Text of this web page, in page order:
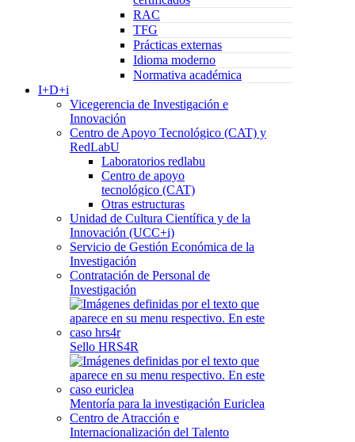
RAC
TFG
Prácticas externas
Idioma moderno
Normativa académica
I+D+i
Vicegerencia de Investigación e
Innovación
Centro de Apoyo Tecnológico (CAT) y
RedLabU
Laboratorios redlabu
Centro de apoyo
tecnológico (CAT)
Otras estructuras
Unidad de Cultura Científica y de la
Innovación (UCC+i)
Servicio de Gestión Económica de la
Investigación
Contratación de Personal de
Investigación
Sello HRS4R
Mentoría para la investigación Euriclea
Centro de Atracción e
Internacionalización del Talento